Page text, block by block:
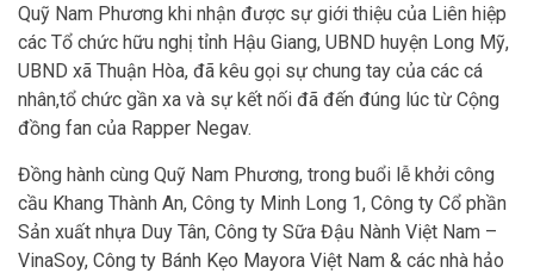
Quỹ Nam Phương khi nhận được sự giới thiệu của Liên hiệp
các Tổ chức hữu nghị tỉnh Hậu Giang, UBND huyện Long Mỹ,
UBND xã Thuận Hòa, đã kêu gọi sự chung tay của các cá
nhân,tổ chức gần xa và sự kết nối đã đến đúng lúc từ Cộng
đồng fan của Rapper Negav.
Đồng hành cùng Quỹ Nam Phương, trong buổi lễ khởi công
cầu Khang Thành An, Công ty Minh Long 1, Công ty Cổ phần
Sản xuất nhựa Duy Tân, Công ty Sữa Đậu Nành Việt Nam –
VinaSoy, Công ty Bánh Kẹo Mayora Việt Nam & các nhà hảo